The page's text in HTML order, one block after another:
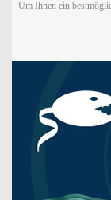
Um Ihnen ein